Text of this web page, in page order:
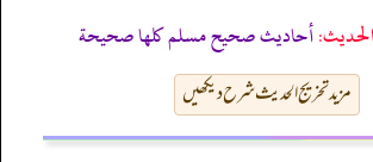
أحاديث صحيح مسلم كلها صحيحة
مزید تخریج الحدیث شرح دیکھیں